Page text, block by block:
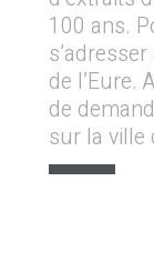
100 ans.
de l’Eure.
de
sur la ville